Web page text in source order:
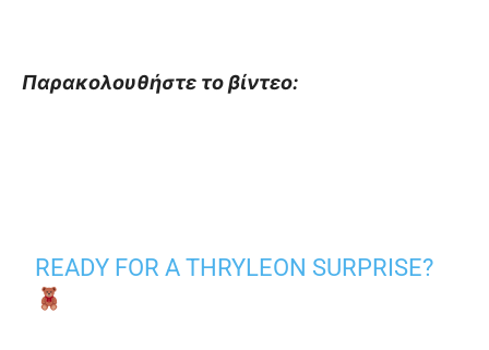
Παρακολουθήστε το βίντεο:
READY FOR A THRYLEON SURPRISE?